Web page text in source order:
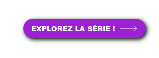
EXPLOREZ LA SÉRIE !